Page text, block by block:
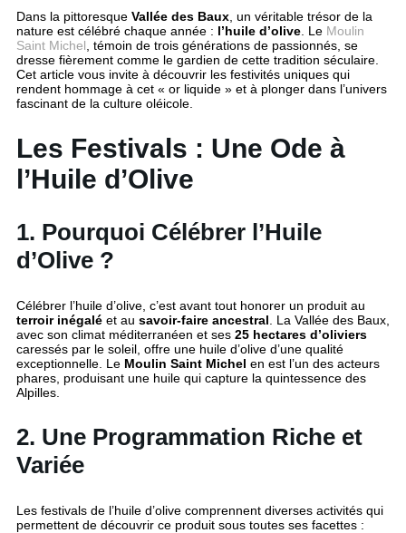
Dans la pittoresque Vallée des Baux , un véritable trésor de la
nature est célébré chaque année : l’huile d’olive . Le Moulin
Saint Michel , témoin de trois générations de passionnés, se
dresse fièrement comme le gardien de cette tradition séculaire.
Cet article vous invite à découvrir les festivités uniques qui
rendent hommage à cet « or liquide » et à plonger dans l’univers
fascinant de la culture oléicole.
Les Festivals : Une Ode à
l’Huile d’Olive
1. Pourquoi Célébrer l’Huile
d’Olive ?
Célébrer l’huile d’olive, c’est avant tout honorer un produit au
terroir inégalé et au savoir-faire ancestral . La Vallée des Baux,
avec son climat méditerranéen et ses 25 hectares d’oliviers
caressés par le soleil, offre une huile d’olive d’une qualité
exceptionnelle. Le Moulin Saint Michel en est l’un des acteurs
phares, produisant une huile qui capture la quintessence des
Alpilles.
2. Une Programmation Riche et
Variée
Les festivals de l’huile d’olive comprennent diverses activités qui
permettent de découvrir ce produit sous toutes ses facettes :